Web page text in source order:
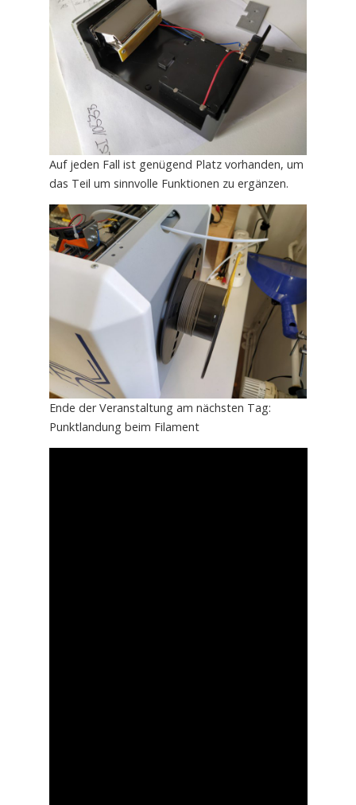
Auf jeden Fall ist genügend Platz vorhanden, um
das Teil um sinnvolle Funktionen zu ergänzen.
Ende der Veranstaltung am nächsten Tag:
Punktlandung beim Filament